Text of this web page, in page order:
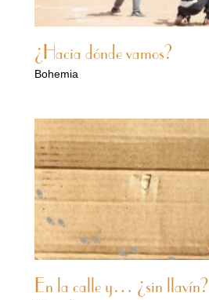
¿Hacia dónde vamos?
Bohemia
En la calle y… ¿sin llavín?